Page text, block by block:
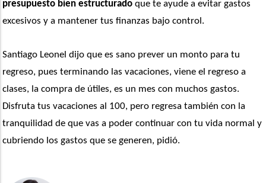
presupuesto bien estructurado que te ayude a evitar gastos
excesivos y a mantener tus finanzas bajo control.
Santiago Leonel dijo que es sano prever un monto para tu
regreso, pues terminando las vacaciones, viene el regreso a
clases, la compra de útiles, es un mes con muchos gastos.
Disfruta tus vacaciones al 100, pero regresa también con la
tranquilidad de que vas a poder continuar con tu vida normal y
cubriendo los gastos que se generen, pidió.